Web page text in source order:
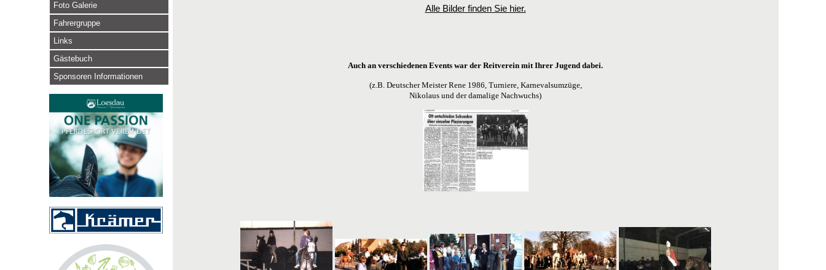
Foto Galerie
Fahrergruppe
Links
Gästebuch
Sponsoren Informationen
Alle Bilder finden Sie hier.
Auch an verschiedenen Events war der Reitverein mit Ihrer Jugend dabei.
(z.B. Deutscher Meister Rene 1986, Turniere, Karnevalsumzüge,
Nikolaus und der damalige Nachwuchs)